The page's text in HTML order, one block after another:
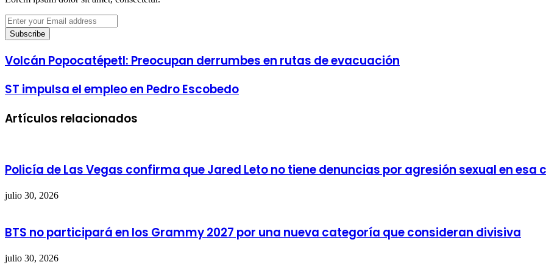
Enter
your
Email
Volcán Popocatépetl: Preocupan derrumbes en rutas de evacuación
ST impulsa el empleo en Pedro Escobedo
Artículos relacionados
Policía de Las Vegas confirma que Jared Leto no tiene denuncias por agresión sexual en esa
julio 30, 2026
BTS no participará en los Grammy 2027 por una nueva categoría que consideran divisiva
julio 30, 2026